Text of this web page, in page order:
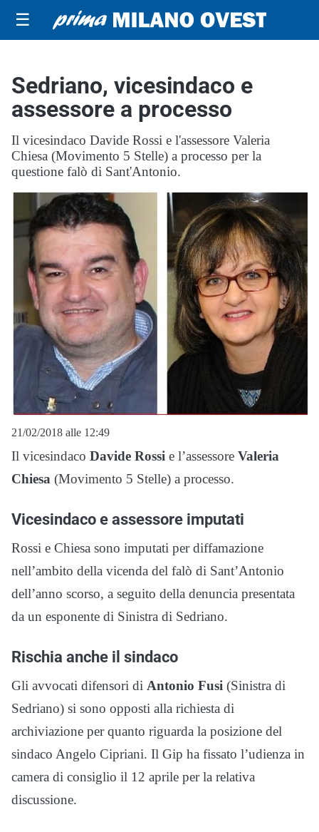
☰
Sedriano, vicesindaco e
assessore a processo
Il vicesindaco Davide Rossi e l'assessore Valeria
Chiesa (Movimento 5 Stelle) a processo per la
questione falò di Sant'Antonio.
21/02/2018 alle 12:49
Il vicesindaco Davide Rossi e l’assessore Valeria
Chiesa (Movimento 5 Stelle) a processo.
Vicesindaco e assessore imputati
Rossi e Chiesa sono imputati per diffamazione
nell’ambito della vicenda del falò di Sant’Antonio
dell’anno scorso, a seguito della denuncia presentata
da un esponente di Sinistra di Sedriano.
Rischia anche il sindaco
Gli avvocati difensori di Antonio Fusi (Sinistra di
Sedriano) si sono opposti alla richiesta di
archiviazione per quanto riguarda la posizione del
sindaco Angelo Cipriani. Il Gip ha fissato l’udienza in
camera di consiglio il 12 aprile per la relativa
discussione.